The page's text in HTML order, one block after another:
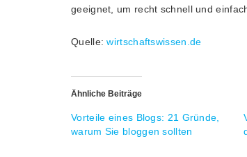
geeignet, um recht schnell und
Quelle:wirtschaftswissen.de
Ähnliche Beiträge
Vorteile eines Blogs: 21 Gründe,
warum Sie bloggen sollten